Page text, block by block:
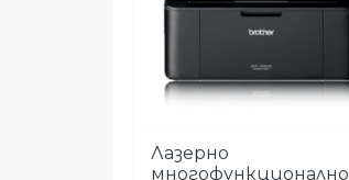
Лазерно
многофункционално